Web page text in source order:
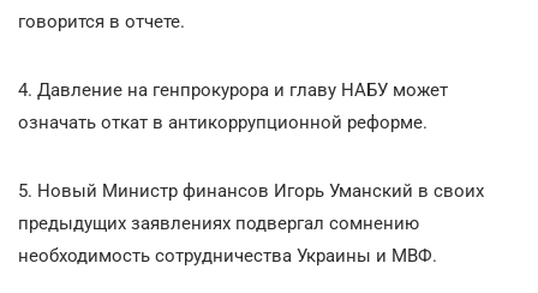
говорится в отчете.
4. Давление на генпрокурора и главу НАБУ может
означать откат в антикоррупционной реформе.
5. Новый Министр финансов Игорь Уманский в своих
предыдущих заявлениях подвергал сомнению
необходимость сотрудничества Украины и МВФ.